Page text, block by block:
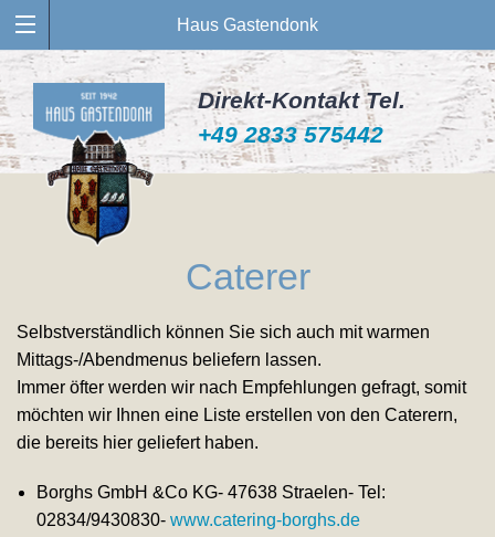
Haus Gastendonk
Direkt-Kontakt Tel.
+49 2833 575442
Caterer
Selbstverständlich können Sie sich auch mit warmen
Mittags-/Abendmenus beliefern lassen.
Immer öfter werden wir nach Empfehlungen gefragt, somit
möchten wir Ihnen eine Liste erstellen von den Caterern,
die bereits hier geliefert haben.
Borghs GmbH &Co KG- 47638 Straelen- Tel:
02834/9430830- www.catering-borghs.de